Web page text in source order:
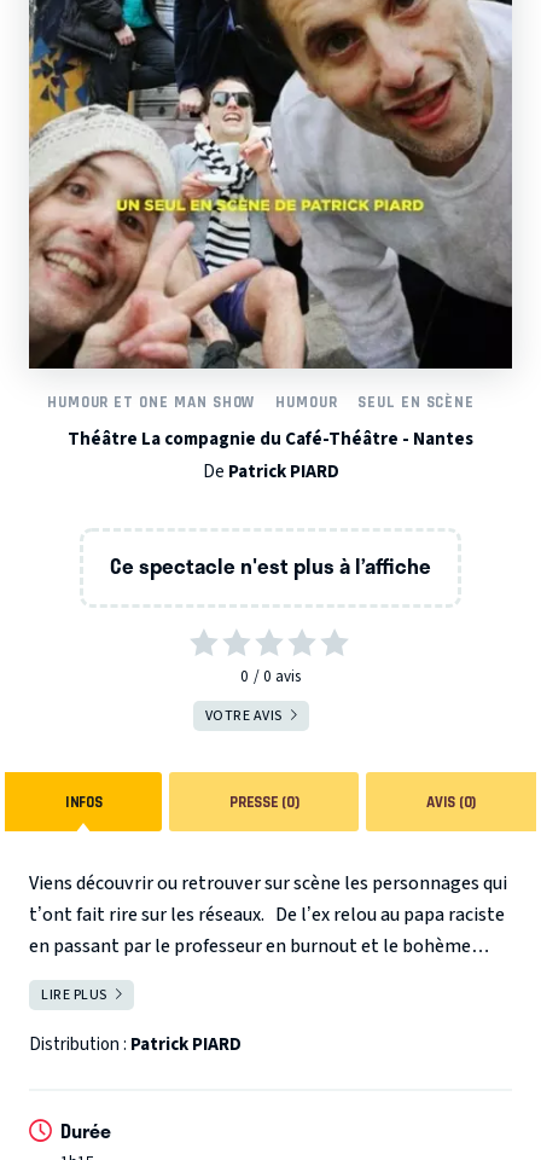
HUMOUR ET ONE MAN SHOW HUMOUR SEUL EN SCÈNE
Théâtre La compagnie du Café-Théâtre - Nantes
De Patrick PIARD
Ce spectacle n'est plus à l’affiche
0 0 avis
VOTRE AVIS
INFOS PRESSE (0) AVIS (0)
Viens découvrir ou retrouver sur scène les personnages qui
t’ont fait rire sur les réseaux. De l’ex relou au papa raciste
en passant par le professeur en burnout et le bohème
tribal à l’hygiène douteuse, Patrick Piard incarne pendant
1h15 cette série de portraits atypiques qui font écho aux
hypocrisies de notre société.
LIRE PLUS
Distribution : Patrick PIARD
Durée